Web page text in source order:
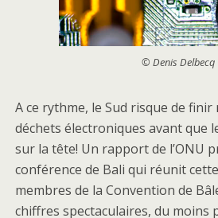
© Denis Delbecq
A ce rythme, le Sud risque de
déchets électroniques avant que
sur la tête! Un rapport de l’ONU
conférence de Bali qui réunit
membres de la Convention de
chiffres spectaculaires, du moins